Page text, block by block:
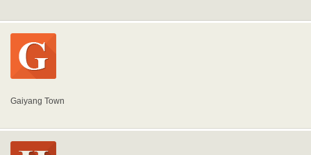
Gaiyang Town